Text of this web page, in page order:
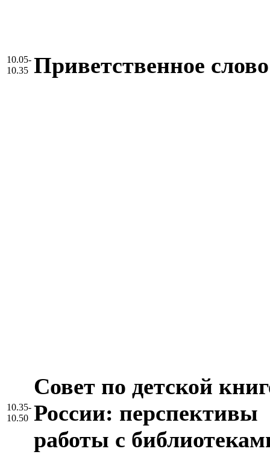
10.05-
10.35 Приветственное слово
10.35-
10.50
Совет по детской
России: перспективы
работы с